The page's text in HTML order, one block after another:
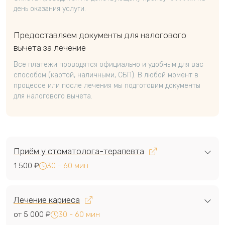
день оказания услуги.
Предоставляем документы для налогового
вычета за лечение
Все платежи проводятся официально и удобным для вас
способом (картой, наличными, СБП). В любой момент в
процессе или после лечения мы подготовим документы
для налогового вычета.
Приём у стоматолога-терапевта
1 500 ₽ 30 - 60 мин
Лечение кариеса
от 5 000 ₽ 30 - 60 мин